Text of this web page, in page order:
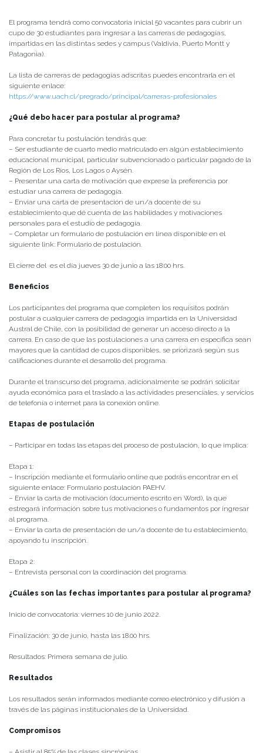
El programa tendrá como convocatoria inicial 50 vacantes para cubrir un
cupo de 30 estudiantes para ingresar a las carreras de pedagogías,
impartidas en las distintas sedes y campus (Valdivia, Puerto Montt y
Patagonia).
La lista de carreras de pedagogías adscritas puedes encontrarla en el
siguiente enlace:
https://www.uach.cl/pregrado/principal/carreras-profesionales
¿Qué debo hacer para postular al programa?
Para concretar tu postulación tendrás que:
– Ser estudiante de cuarto medio matriculado en algún establecimiento
educacional municipal, particular subvencionado o particular pagado de la
Región de Los Ríos, Los Lagos o Aysén.
– Presentar una carta de motivación que exprese la preferencia por
estudiar una carrera de pedagogía.
– Enviar una carta de presentación de un/a docente de su
establecimiento que dé cuenta de las habilidades y motivaciones
personales para el estudio de pedagogía.
– Completar un formulario de postulación en línea disponible en el
siguiente link: Formulario de postulación.
El cierre del es el día jueves 30 de junio a las 18:00 hrs.
Beneficios
Los participantes del programa que completen los requisitos podrán
postular a cualquier carrera de pedagogía impartida en la Universidad
Austral de Chile, con la posibilidad de generar un acceso directo a la
carrera. En caso de que las postulaciones a una carrera en específica sean
mayores que la cantidad de cupos disponibles, se priorizará según sus
calificaciones durante el desarrollo del programa.
Durante el transcurso del programa, adicionalmente se podrán solicitar
ayuda económica para el traslado a las actividades presenciales, y servicios
de telefonía o internet para la conexión online.
Etapas de postulación
– Participar en todas las etapas del proceso de postulación, lo que implica:
Etapa 1:
– Inscripción mediante el formulario online que podrás encontrar en el
siguiente enlace: Formulario postulación PAEHV.
– Enviar la carta de motivación (documento escrito en Word), la que
estregará información sobre tus motivaciones o fundamentos por ingresar
al programa.
– Enviar la carta de presentación de un/a docente de tu establecimiento,
apoyando tu inscripción.
Etapa 2:
– Entrevista personal con la coordinación del programa.
¿Cuáles son las fechas importantes para postular al programa?
Inicio de convocatoria: viernes 10 de junio 2022.
Finalización: 30 de junio, hasta las 18.00 hrs.
Resultados: Primera semana de julio.
Resultados
Los resultados serán informados mediante correo electrónico y difusión a
través de las páginas institucionales de la Universidad.
Compromisos